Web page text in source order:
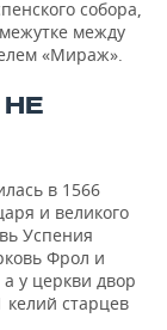
собора,
между
«Мираж».
в 1566
и великого
Успения
Фрол и
у церкви двор
келий старцев